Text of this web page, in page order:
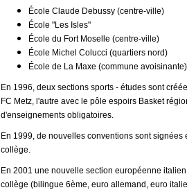
École Claude Debussy (centre-ville)
École "Les Isles"
École du Fort Moselle (centre-ville)
École Michel Colucci (quartiers nord)
École de La Maxe (commune avoisinante)
En 1996, deux sections sports - études sont
FC Metz, l'autre avec le pôle espoirs Basket
d'enseignements obligatoires.
En 1999, de nouvelles conventions sont
collège.
En 2001 une nouvelle section européenne
collège (bilingue 6ème, euro allemand, euro